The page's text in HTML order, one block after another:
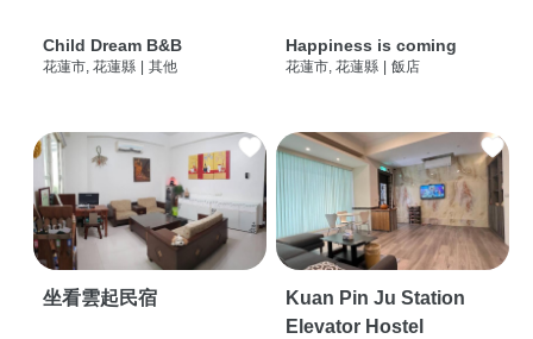
Child Dream B&B
花蓮市, 花蓮縣 其他
Happiness is coming
花蓮市, 花蓮縣 飯店
坐看雲起民宿
Kuan Pin Ju Station
Elevator Hostel